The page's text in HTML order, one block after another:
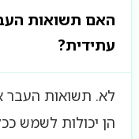
האם תשואות
עתידית?
לא. תשואות העבר
הן יכולות לשמש